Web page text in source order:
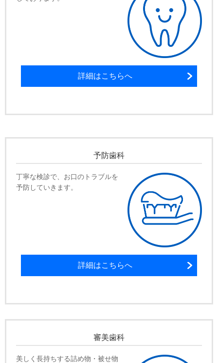
詳細はこちらへ
予防歯科
丁寧な検診で、お口のトラブルを
予防していきます。
詳細はこちらへ
審美歯科
美しく長持ちする詰め物・被せ物